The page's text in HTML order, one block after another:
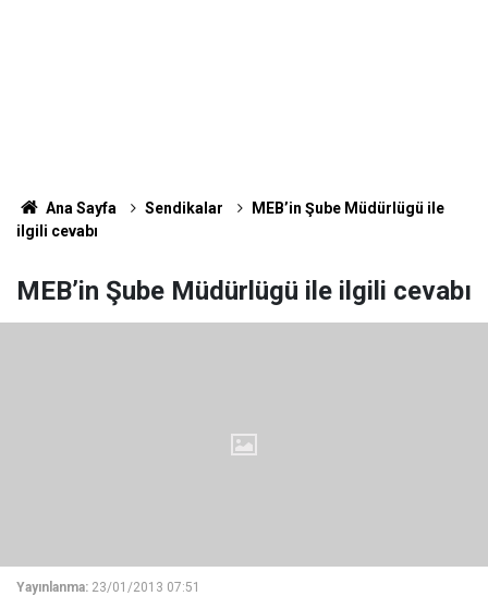
Ana Sayfa Sendikalar
MEB’in Şube Müdürlügü ile
ilgili cevabı
MEB’in Şube Müdürlügü ile ilgili cevabı
Yayınlanma: 23/01/2013 07:51